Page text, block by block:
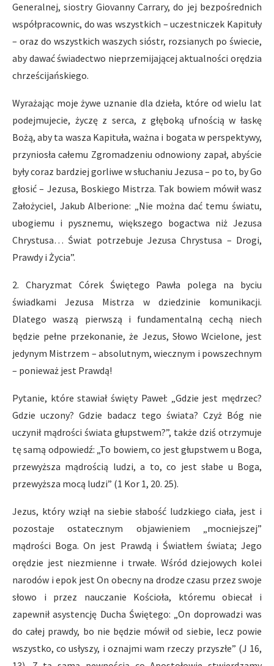
Generalnej, siostry Giovanny Carrary, do jej bezpośrednich
współpracownic, do was wszystkich – uczestniczek Kapituły
– oraz do wszystkich waszych sióstr, rozsianych po świecie,
aby dawać świadectwo nieprzemijającej aktualności orędzia
chrześcijańskiego.
Wyrażając moje żywe uznanie dla dzieła, które od wielu lat
podejmujecie, życzę z serca, z głęboką ufnością w łaskę
Bożą, aby ta wasza Kapituła, ważna i bogata w perspektywy,
przyniosła całemu Zgromadzeniu odnowiony zapał, abyście
były coraz bardziej gorliwe w słuchaniu Jezusa – po to, by Go
głosić – Jezusa, Boskiego Mistrza. Tak bowiem mówił wasz
Założyciel, Jakub Alberione: „Nie można dać temu światu,
ubogiemu i pysznemu, większego bogactwa niż Jezusa
Chrystusa… Świat potrzebuje Jezusa Chrystusa – Drogi,
Prawdy i Życia”.
2. Charyzmat Córek Świętego Pawła polega na byciu
świadkami Jezusa Mistrza w dziedzinie komunikacji.
Dlatego waszą pierwszą i fundamentalną cechą niech
będzie pełne przekonanie, że Jezus, Słowo Wcielone, jest
jedynym Mistrzem – absolutnym, wiecznym i powszechnym
– ponieważ jest Prawdą!
Pytanie, które stawiał święty Paweł: „Gdzie jest mędrzec?
Gdzie uczony? Gdzie badacz tego świata? Czyż Bóg nie
uczynił mądrości świata głupstwem?”, także dziś otrzymuje
tę samą odpowiedź: „To bowiem, co jest głupstwem u Boga,
przewyższa mądrością ludzi, a to, co jest słabe u Boga,
przewyższa mocą ludzi” (1 Kor 1, 20. 25).
Jezus, który wziął na siebie słabość ludzkiego ciała, jest i
pozostaje ostatecznym objawieniem „mocniejszej”
mądrości Boga. On jest Prawdą i Światłem świata; Jego
orędzie jest niezmienne i trwałe. Wśród dziejowych kolei
narodów i epok jest On obecny na drodze czasu przez swoje
słowo i przez nauczanie Kościoła, któremu obiecał i
zapewnił asystencję Ducha Świętego: „On doprowadzi was
do całej prawdy, bo nie będzie mówił od siebie, lecz powie
wszystko, co usłyszy, i oznajmi wam rzeczy przyszłe” (J 16,